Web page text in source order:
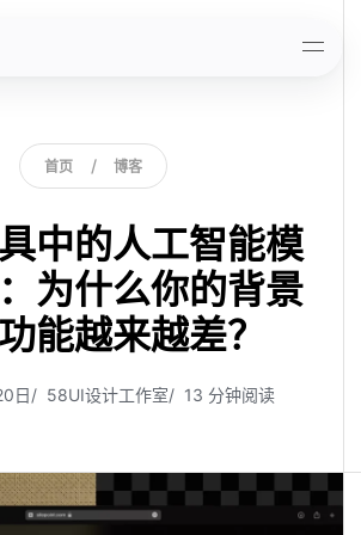
首页
首
首
页
页
/ 博客
博
博
客
客
中的人工智能模
为什么你的背景
能越来越差？
日 58UI设计工作室 13 分钟阅读